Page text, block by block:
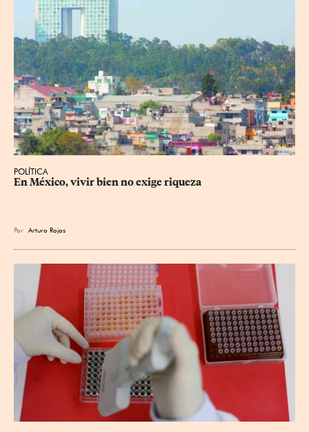
POLÍTICA
En México, vivir bien no exige riqueza
Por Arturo Rojas